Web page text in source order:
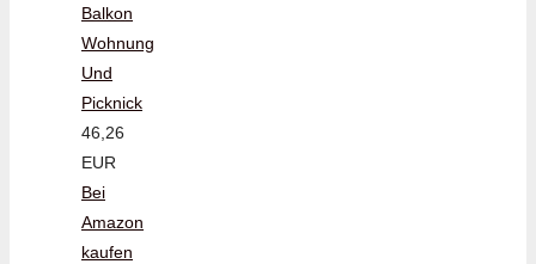
Balkon
Wohnung
Und
Picknick
46,26
EUR
Bei
Amazon
kaufen